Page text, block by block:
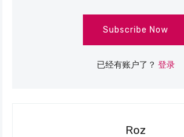
Subscribe Now
已经有账户了？ 登录
Roz